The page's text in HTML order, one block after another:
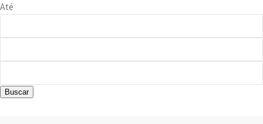
Até
Buscar